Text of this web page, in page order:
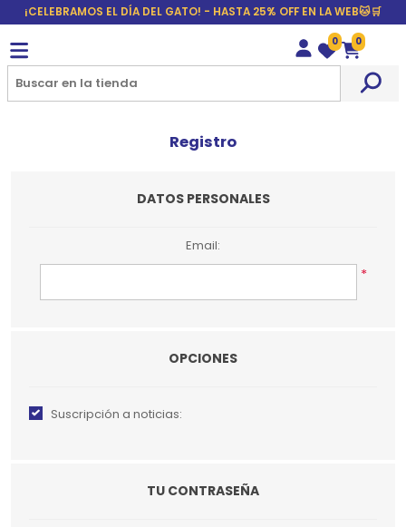
¡CELEBRAMOS EL DÍA DEL GATO! - HASTA 25% OFF EN LA WEB🐱🛒
Wishlist
0
Carrito
0
Registro
DATOS PERSONALES
Email:
*
OPCIONES
Suscripción a noticias:
TU CONTRASEÑA